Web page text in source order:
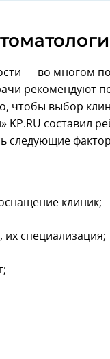
— во многом
рекомендуют
чтобы выбор
KP.RU составил
следующие
клиник;
их специализация;